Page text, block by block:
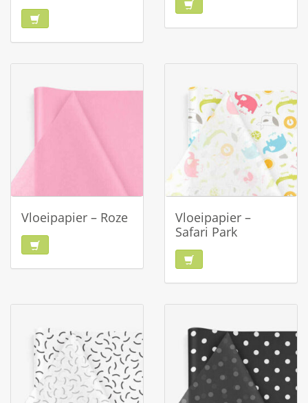
Vloeipapier – Roze
Vloeipapier –
Safari Park